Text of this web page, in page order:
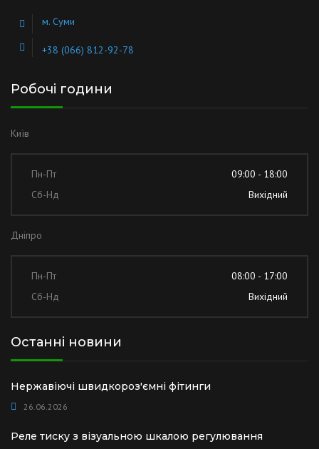
м. Суми
+38 (066) 812-92-78
Робочі години
Київ
Пн-Пт
09:00 - 18:00
Сб-Нд
Вихідний
Дніпро
Пн-Пт
08:00 - 17:00
Сб-Нд
Вихідний
Останні новини
Нержавіючі швидкороз'ємні фітинги
26.06.2026
Реле тиску з візуальною шкалою регулювання